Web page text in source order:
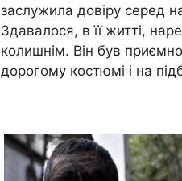
заслужила довіру серед
Здавалося, в її житті,
колишнім. Він був
дорогому костюмі і на